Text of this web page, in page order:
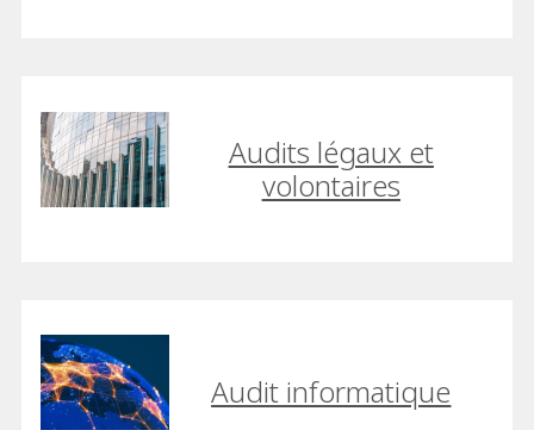
Audits légaux et
volontaires
Audit informatique